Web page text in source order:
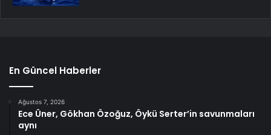
En Güncel Haberler
Ağustos 7, 2026
Ece Üner, Gökhan Özoğuz, Öykü Serter’in savunmaları
aynı